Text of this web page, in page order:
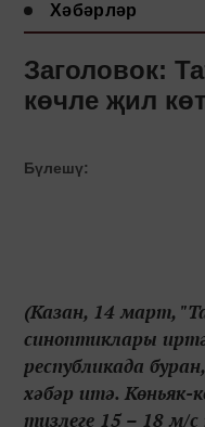
Хәбәрләр
Заголовок:
көчле җил
Бүлешү:
(Казан, 14 март,
синоптиклары
республикада
хәбәр итә.
тизлеге 15 – 18 м/